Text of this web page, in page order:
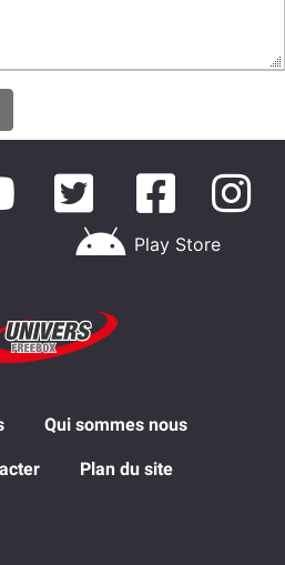
Play Store
Qui sommes nous
Plan du site